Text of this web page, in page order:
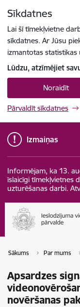
Sīkdatnes
Lai šī tīmekļvietne
sīkdatnes. Ar Jūsu
izmantotas
Lūdzu, atzīmējiet
Noraidīt
Pārvaldīt sīkdatnes
Izmaiņas
Informējam, ka 13.
īslaicīgi tīmekļvietnes
uzturēšanas darbi.
Sākums Par mums
Apsardzes
novēršanas